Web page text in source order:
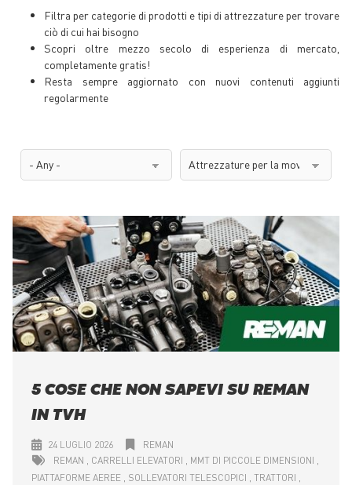
Filtra per categorie di prodotti e tipi di attrezzature per trovare
ciò di cui hai bisogno
Scopri oltre mezzo secolo di esperienza di mercato,
completamente gratis!
Resta sempre aggiornato con nuovi contenuti aggiunti
regolarmente
5 COSE CHE NON SAPEVI SU REMAN
IN TVH
24 LUGLIO 2026
REMAN
REMAN
CARRELLI ELEVATORI
MMT DI PICCOLE DIMENSIONI
PIATTAFORME AEREE
SOLLEVATORI TELESCOPICI
TRATTORI